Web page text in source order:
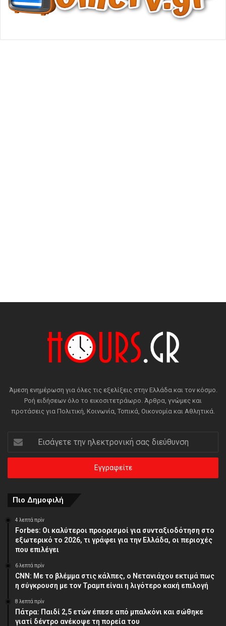
Άμεση ενημέρωση για όλες τις εξελίξεις στην Ελλάδα και τον κόσμο.
Ροή ειδήσεων όλο το εικοσιτετράωρο. Άρθρα, γνώμες και
προτάσεις για Πολιτική, Κοινωνία, Τοπικά, Οικονομία και Αθλητικά.
την
ηλεκτρονική
διεύθυνση
Πιο Δημοφιλή
4 λεπτά πρίν
Forbes: Οι καλύτεροι προορισμοί για συνταξιοδότηση στο
εξωτερικό το 2026, τι γράφει για την Ελλάδα, οι περιοχές
που επιλέγει
6 λεπτά πρίν
CNN: Με το βλέμμα στις κάλπες, ο Νετανιάχου εκτιμά πως
η σύγκρουση με τον Τραμπ είναι η λιγότερο κακή επιλογή
8 λεπτά πρίν
Πάτρα: Παιδί 2,5 ετών έπεσε από μπαλκόνι και σώθηκε
γιατί δέντρο ανέκοψε τη πορεία του